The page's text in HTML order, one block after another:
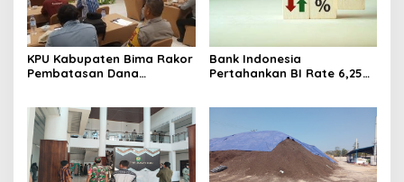
KPU Kabupaten Bima Rakor
Pembatasan Dana
Bank Indonesia
Pertahankan BI Rate 6,25%,